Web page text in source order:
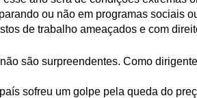
ou não em programas sociais
de trabalho ameaçados e com
são surpreendentes. Como
sofreu um golpe pela queda do